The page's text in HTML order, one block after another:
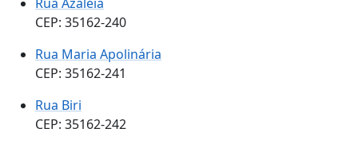
CEP: 35162-240
Rua Maria Apolinária
CEP: 35162-241
Rua Biri
CEP: 35162-242